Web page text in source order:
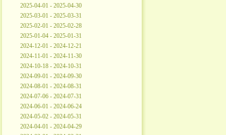
2025-04-01 - 2025-04-30
2025-03-01 - 2025-03-31
2025-02-01 - 2025-02-28
2025-01-04 - 2025-01-31
2024-12-01 - 2024-12-21
2024-11-01 - 2024-11-30
2024-10-18 - 2024-10-31
2024-09-01 - 2024-09-30
2024-08-01 - 2024-08-31
2024-07-06 - 2024-07-31
2024-06-01 - 2024-06-24
2024-05-02 - 2024-05-31
2024-04-01 - 2024-04-29